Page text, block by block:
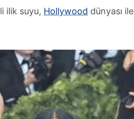
ilik suyu, Hollywood dünyası ile